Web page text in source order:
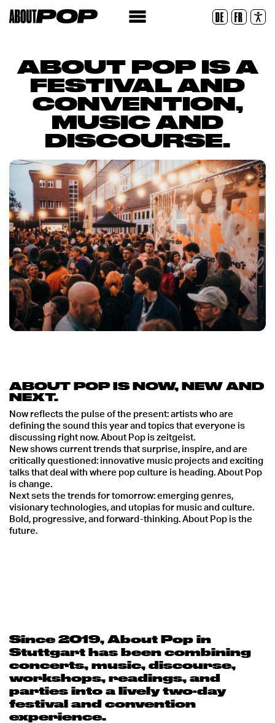
DE FR
ABOUT POP IS A
FESTIVAL AND
CONVENTION,
MUSIC AND
DISCOURSE.
ABOUT POP IS NOW, NEW AND
NEXT.
Now reflects the pulse of the present: artists who are
defining the sound this year and topics that everyone is
discussing right now. About Pop is zeitgeist.
New shows current trends that surprise, inspire, and are
critically questioned: innovative music projects and exciting
talks that deal with where pop culture is heading. About Pop
is change.
Next sets the trends for tomorrow: emerging genres,
visionary technologies, and utopias for music and culture.
Bold, progressive, and forward-thinking. About Pop is the
future.
Since 2019, About Pop in
Stuttgart has been combining
concerts, music, discourse,
workshops, readings, and
parties into a lively two-day
festival and convention
experience.